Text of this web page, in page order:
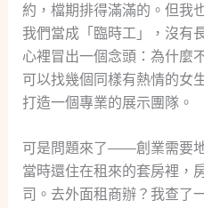
約，檔期排得滿滿的。但我
我們當成「臨時工」，沒有
心裡冒出一個念頭：為什麼
可以找幾個同樣有熱情的女
打造一個專業的展示團隊。
可是問題來了——創業需要
當時還住在租來的套房裡，
司。去外面租商辦？我查了